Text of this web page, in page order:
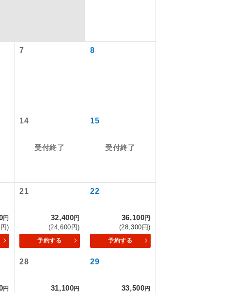
7 8
14
受付終了
15
受付終了
円
)
21
32,400円
(24,600円)
予約する
22
36,100円
(28,300円)
予約する
円
28
31,100円
29
33,500円
し込みはできま
まで添乗員が
ります。
を訪ねるコー